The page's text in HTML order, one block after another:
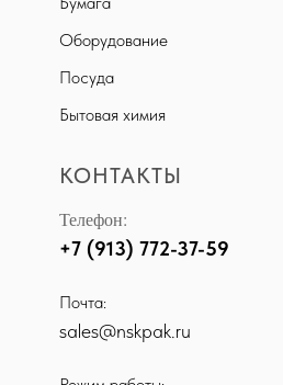
Оборудование
Посуда
Бытовая химия
КОНТАКТЫ
Телефон:
+7 (913) 772-37-59
Почта:
sales@nskpak.ru